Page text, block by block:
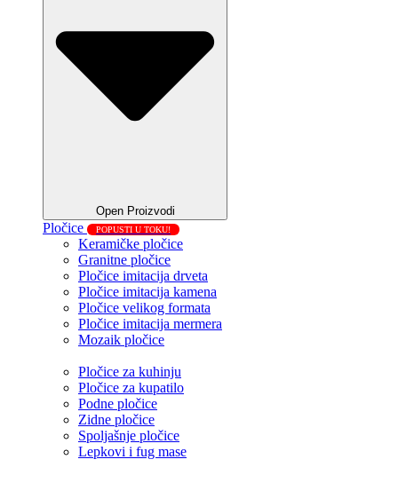
Open Proizvodi
Pločice POPUSTI U TOKU!
Keramičke pločice
Granitne pločice
Pločice imitacija drveta
Pločice imitacija kamena
Pločice velikog formata
Pločice imitacija mermera
Mozaik pločice
Pločice za kuhinju
Pločice za kupatilo
Podne pločice
Zidne pločice
Spoljašnje pločice
Lepkovi i fug mase